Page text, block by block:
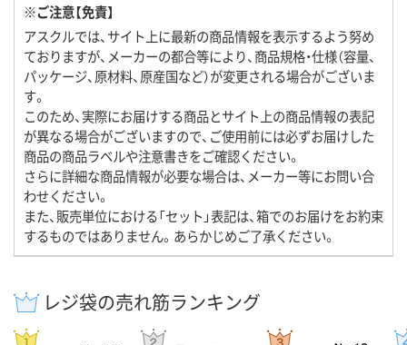
※ご注意【免責】
アスクルでは、サイト上に最新の商品情報を表示するよう努め
ておりますが、メーカーの都合等により、商品規格・仕様（容量、
パッケージ、原材料、原産国など）が変更される場合がございま
す。
このため、実際にお届けする商品とサイト上の商品情報の表記
が異なる場合がございますので、ご使用前には必ずお届けした
商品の商品ラベルや注意書きをご確認ください。
さらに詳細な商品情報が必要な場合は、メーカー等にお問い合
わせください。
また、販売単位における「セット」表記は、箱でのお届けをお約束
するものではありません。あらかじめご了承ください。
レジ袋の売れ筋ランキング